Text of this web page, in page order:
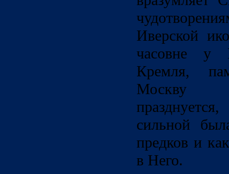
Иверской
часовне у
Кремля,
Москву
сильной
предков и
в Него.